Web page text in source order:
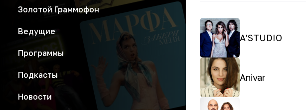
Золотой Граммофон
Ведущие
Программы
Подкасты
Новости
A’STUDIO
Anivar